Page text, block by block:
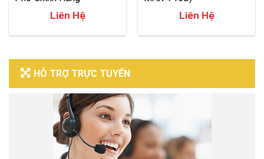
Liên Hệ Liên Hệ
HỖ TRỢ TRỰC TUYẾN